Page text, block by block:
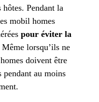
Pendant la
mobil homes
pour éviter la
Même lorsqu’ils ne
doivent être
pendant au moins